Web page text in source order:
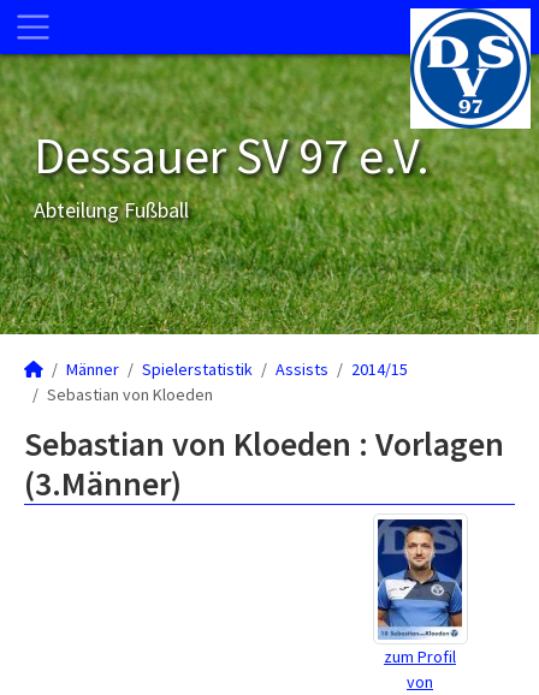
Dessauer SV 97 e.V.
Abteilung Fußball
Männer Spielerstatistik Assists
2014/15
Sebastian von Kloeden
Sebastian von Kloeden : Vorlagen
(3.Männer)
zum Profil
von